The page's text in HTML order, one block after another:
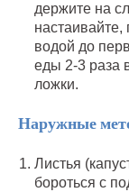
держите на
настаивайте,
водой до
еды 2-3 раза
ложки.
Наружные
Листья
бороться с